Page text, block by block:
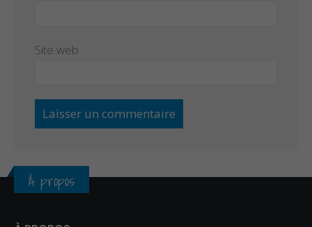
Site web
À propos